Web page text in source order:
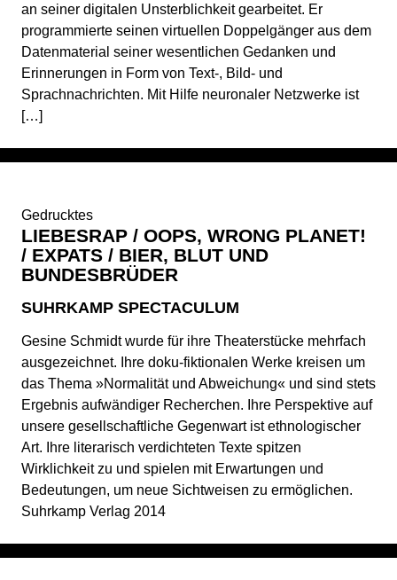
an seiner digitalen Unsterblichkeit gearbeitet. Er
programmierte seinen virtuellen Doppelgänger aus dem
Datenmaterial seiner wesentlichen Gedanken und
Erinnerungen in Form von Text-, Bild- und
Sprachnachrichten. Mit Hilfe neuronaler Netzwerke ist
[…]
Gedrucktes
LIEBESRAP / OOPS, WRONG PLANET!
/ EXPATS / BIER, BLUT UND
BUNDESBRÜDER
SUHRKAMP SPECTACULUM
Gesine Schmidt wurde für ihre Theaterstücke mehrfach
ausgezeichnet. Ihre doku-fiktionalen Werke kreisen um
das Thema »Normalität und Abweichung« und sind stets
Ergebnis aufwändiger Recherchen. Ihre Perspektive auf
unsere gesellschaftliche Gegenwart ist ethnologischer
Art. Ihre literarisch verdichteten Texte spitzen
Wirklichkeit zu und spielen mit Erwartungen und
Bedeutungen, um neue Sichtweisen zu ermöglichen.
Suhrkamp Verlag 2014